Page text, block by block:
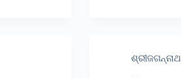
ଶ୍ରୀଜଗନ୍ନାଥ